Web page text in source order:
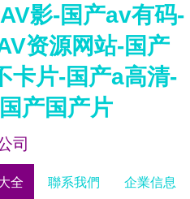
影-国产av有码-
资源网站-国产
卡片-国产a高清-
产国产片
司
全 聯系我們 企業信息